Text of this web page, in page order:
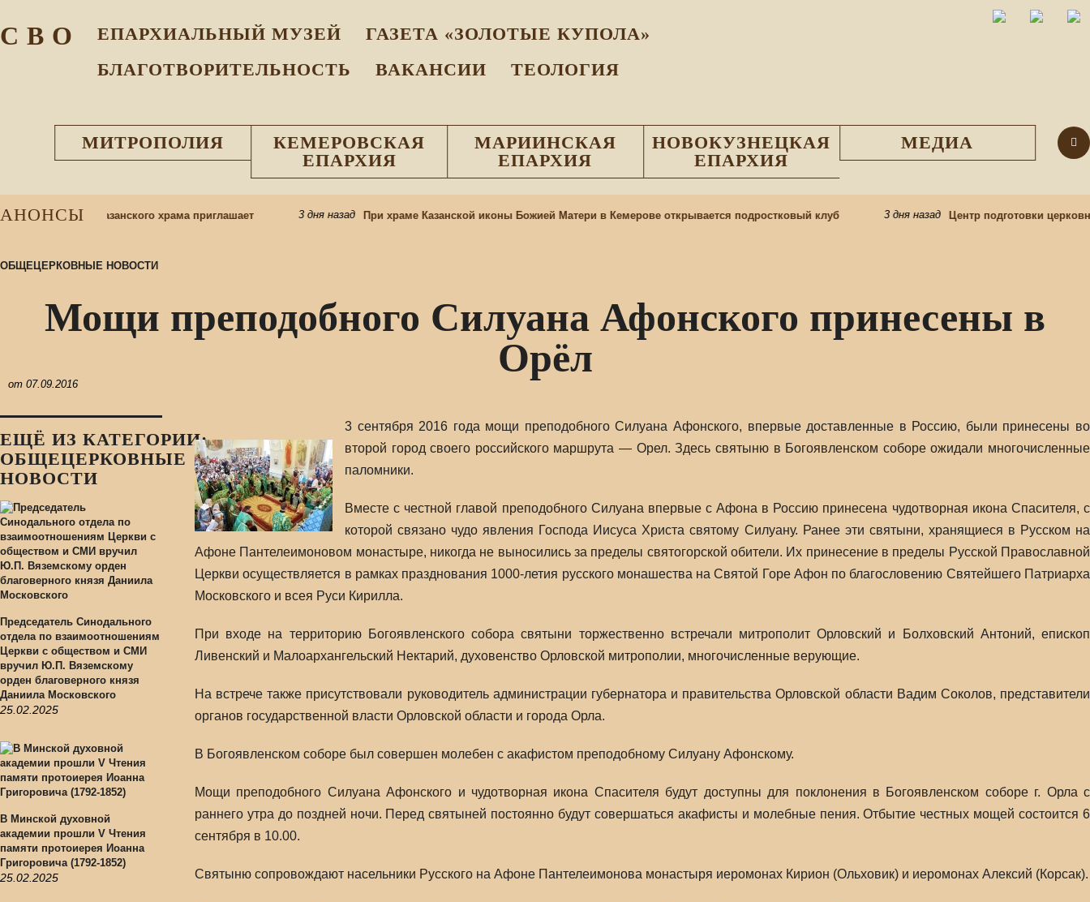
С В О ЕПАРХИАЛЬНЫЙ МУЗEЙ
ГАЗЕТА «ЗОЛОТЫЕ КУПОЛА»
БЛАГОТВОРИТЕЛЬНОСТЬ
ВАКАНСИИ ТЕОЛОГИЯ
МИТРОПОЛИЯ
КЕМЕРОВСКАЯ
ЕПАРХИЯ
МАРИИНСКАЯ
ЕПАРХИЯ
НОВОКУЗНЕЦКАЯ
ЕПАРХИЯ
МЕДИА
АНОНСЫ
приход Казанского храма приглашает 3 дня назад При храме Казанской иконы Божией Матери в Кемерове открывается подростковый клуб 3 дня назад Центр подготовки
ОБЩЕЦЕРКОВНЫЕ НОВОСТИ
Мощи преподобного Силуана Афонского принесены в
Орёл
от 07.09.2016
ЕЩЁ ИЗ КАТЕГОРИИ:
ОБЩЕЦЕРКОВНЫЕ
НОВОСТИ
Председатель Синодального
отдела по взаимоотношениям
Церкви с обществом и СМИ
вручил Ю.П. Вяземскому
орден благоверного князя
Даниила Московского
25.02.2025
В Минской духовной
академии прошли V Чтения
памяти протоиерея Иоанна
Григоровича (1792-1852)
25.02.2025
3 сентября 2016 года мощи преподобного Силуана Афонского, впервые доставленные в Россию, были принесены во
второй город своего российского маршрута — Орел. Здесь святыню в Богоявленском соборе ожидали многочисленные
паломники.
Вместе с честной главой преподобного Силуана впервые с Афона в Россию принесена чудотворная икона Спасителя, с
которой связано чудо явления Господа Иисуса Христа святому Силуану. Ранее эти святыни, хранящиеся в Русском на
Афоне Пантелеимоновом монастыре, никогда не выносились за пределы святогорской обители. Их принесение в пределы Русской Православной
Церкви осуществляется в рамках празднования 1000-летия русского монашества на Святой Горе Афон по благословению Святейшего Патриарха
Московского и всея Руси Кирилла.
При входе на территорию Богоявленского собора святыни торжественно встречали митрополит Орловский и Болховский Антоний, епископ
Ливенский и Малоархангельский Нектарий, духовенство Орловской митрополии, многочисленные верующие.
На встрече также присутствовали руководитель администрации губернатора и правительства Орловской области Вадим Соколов, представители
органов государственной власти Орловской области и города Орла.
В Богоявленском соборе был совершен молебен с акафистом преподобному Силуану Афонскому.
Мощи преподобного Силуана Афонского и чудотворная икона Спасителя будут доступны для поклонения в Богоявленском соборе г. Орла с
раннего утра до поздней ночи. Перед святыней постоянно будут совершаться акафисты и молебные пения. Отбытие честных мощей состоится 6
сентября в 10.00.
Святыню сопровождают насельники Русского на Афоне Пантелеимонова монастыря иеромонах Кирион (Ольховик) и иеромонах Алексий (Корсак).